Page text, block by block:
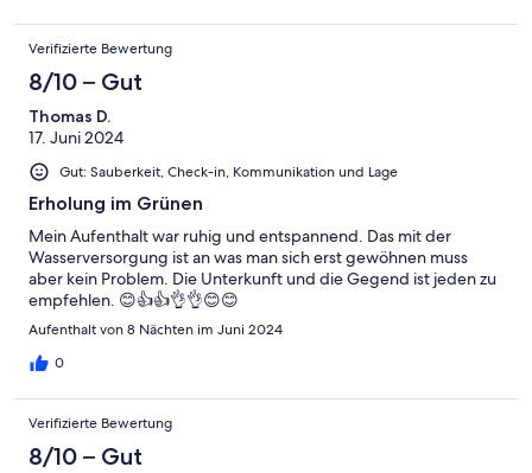
Verifizierte Bewertung
8/10 – Gut
Thomas D.
17. Juni 2024
Gut: Sauberkeit, Check-in, Kommunikation und Lage
Erholung im Grünen
Mein Aufenthalt war ruhig und entspannend. Das mit der
Wasserversorgung ist an was man sich erst gewöhnen muss
aber kein Problem. Die Unterkunft und die Gegend ist jeden zu
empfehlen. 😊👍👍👌👌😊😊
Aufenthalt von 8 Nächten im Juni 2024
0
Verifizierte Bewertung
8/10 – Gut